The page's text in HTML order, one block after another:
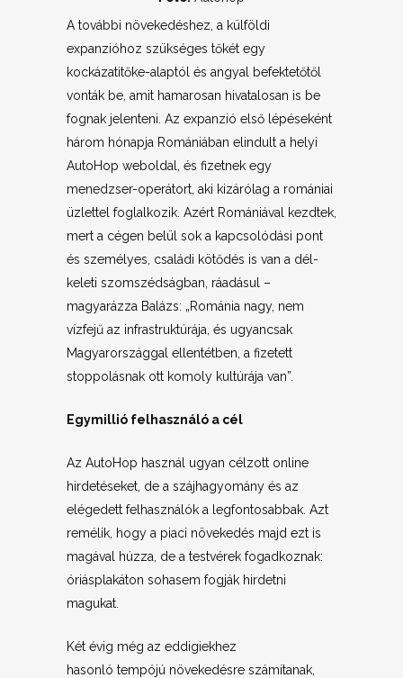
A további növekedéshez, a külföldi
expanzióhoz szükséges tőkét egy
kockázatitőke-alaptól és angyal befektetőtől
vonták be, amit hamarosan hivatalosan is be
fognak jelenteni. Az expanzió első lépéseként
három hónapja Romániában elindult a helyi
AutoHop weboldal, és fizetnek egy
menedzser-operátort, aki kizárólag a romániai
üzlettel foglalkozik. Azért Romániával kezdtek,
mert a cégen belül sok a kapcsolódási pont
és személyes, családi kötődés is van a dél-
keleti szomszédságban, ráadásul –
magyarázza Balázs: „Románia nagy, nem
vízfejű az infrastruktúrája, és ugyancsak
Magyarországgal ellentétben, a fizetett
stoppolásnak ott komoly kultúrája van”.
Egymillió felhasználó a cél
Az AutoHop használ ugyan célzott online
hirdetéseket, de a szájhagyomány és az
elégedett felhasználók a legfontosabbak. Azt
remélik, hogy a piaci növekedés majd ezt is
magával húzza, de a testvérek fogadkoznak:
óriásplakáton sohasem fogják hirdetni
magukat.
Két évig még az eddigiekhez
hasonló tempójú növekedésre számítanak,